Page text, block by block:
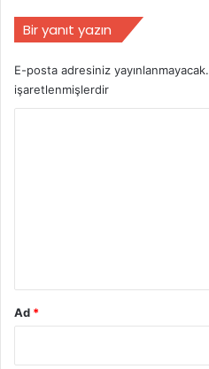
Bir yanıt yazın
E-posta adresiniz yayınlanmayacak.
işaretlenmişlerdir
Ad *